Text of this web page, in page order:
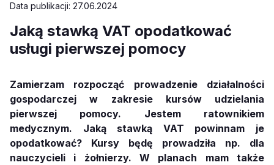
Data publikacji: 27.06.2024
Jaką stawką VAT opodatkować
usługi pierwszej pomocy
Zamierzam rozpocząć prowadzenie działalności
gospodarczej w zakresie kursów udzielania
pierwszej pomocy. Jestem ratownikiem
medycznym. Jaką stawką VAT powinnam je
opodatkować? Kursy będę prowadziła np. dla
nauczycieli i żołnierzy. W planach mam także